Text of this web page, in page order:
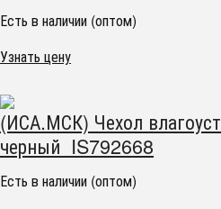
Есть в наличии (оптом)
Узнать цену
(ИСА.МСК) Чехол
черный IS792668
Есть в наличии (оптом)